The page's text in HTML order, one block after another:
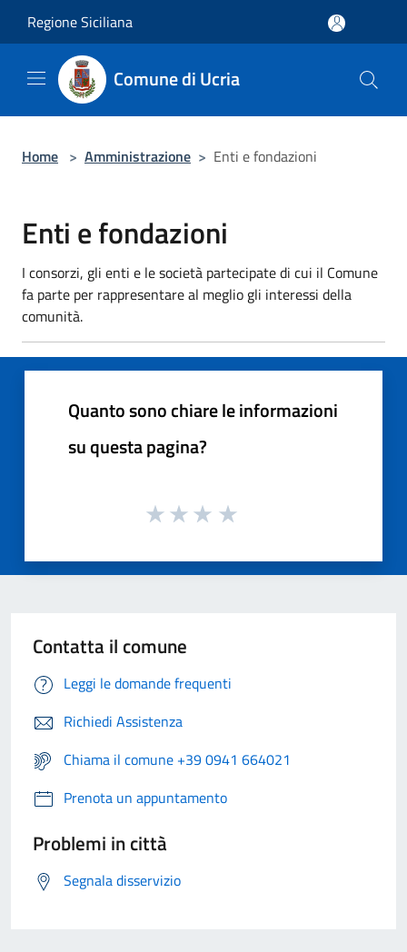
Regione Siciliana
Comune di Ucria
Home > Amministrazione > Enti e fondazioni
Enti e fondazioni
I consorzi, gli enti e le società partecipate di cui il Comune
fa parte per rappresentare al meglio gli interessi della
comunità.
Quanto sono chiare le informazioni
su questa pagina?
Contatta il comune
Leggi le domande frequenti
Richiedi Assistenza
Chiama il comune +39 0941 664021
Prenota un appuntamento
Problemi in città
Segnala disservizio